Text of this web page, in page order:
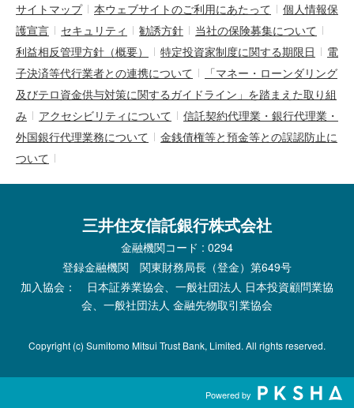
サイトマップ 本ウェブサイトのご利用にあたって
個人情報保
護宣言
セキュリティ 勧誘方針
当社の保険募集について
利益相反管理方針（概要）
特定投資家制度に関する期限日
電
子決済等代行業者との連携について
「マネー・ローンダリング
及びテロ資金供与対策に関するガイドライン」を踏まえた取り組
み
アクセシビリティについて
信託契約代理業・銀行代理業・
外国銀行代理業務について
金銭債権等と預金等との誤認防止に
ついて
三井住友信託銀行株式会社
金融機関コード : 0294
登録金融機関 関東財務局長（登金）第649号
加入協会： 日本証券業協会、一般社団法人 日本投資顧問業協
会、一般社団法人 金融先物取引業協会
Copyright (c) Sumitomo Mitsui Trust Bank, Limited. All rights reserved.
Powered by